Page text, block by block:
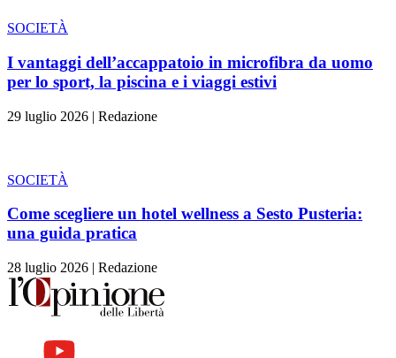
SOCIETÀ
I vantaggi dell’accappatoio in microfibra da uomo
per lo sport, la piscina e i viaggi estivi
29 luglio 2026 | Redazione
SOCIETÀ
Come scegliere un hotel wellness a Sesto Pusteria:
una guida pratica
28 luglio 2026 | Redazione